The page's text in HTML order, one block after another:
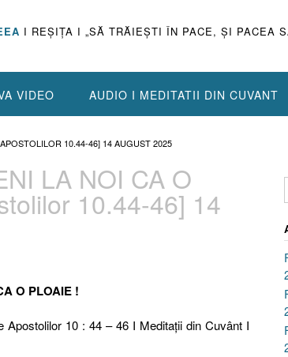
I REŞIŢA I „SĂ TRĂIEŞTI ÎN PACE, ŞI PACEA
VIDEO AUDIO I MEDITATII DIN CUVANT
10.44-46] 14 AUGUST 2025
LA NOI CA O
10.44-46] 14
O PLOAIE !
10 : 44 – 46 I Meditaţii din Cuvânt I